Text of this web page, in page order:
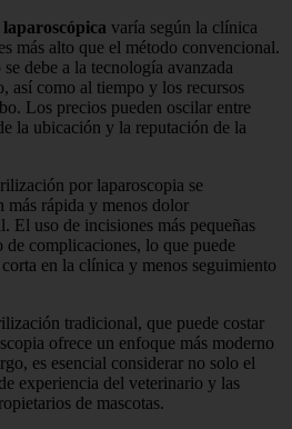
varía según la clínica
más alto que el método convencional.
debe a la tecnología avanzada
así como al tiempo y los recursos
Los precios pueden oscilar entre
la ubicación y la reputación de la
por laparoscopia se
más rápida y menos dolor
El uso de incisiones más pequeñas
de complicaciones, lo que puede
en la clínica y menos seguimiento
tradicional, que puede costar
ofrece un enfoque más moderno
es esencial considerar no solo el
experiencia del veterinario y las
de mascotas.